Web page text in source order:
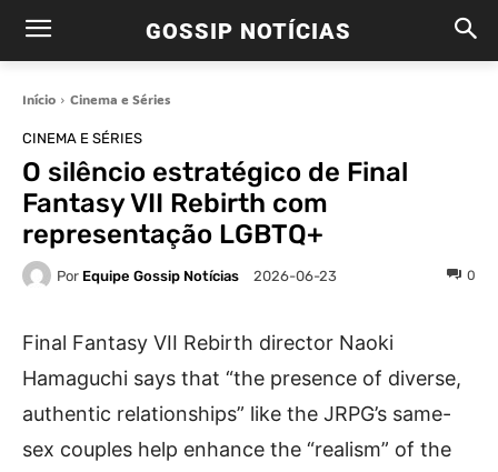
GOSSIP NOTÍCIAS
Início Cinema e Séries
CINEMA E SÉRIES
O silêncio estratégico de Final
Fantasy VII Rebirth com
representação LGBTQ+
Por Equipe Gossip Notícias 2026-06-23 0
Final Fantasy VII Rebirth director Naoki
Hamaguchi says that “the presence of diverse,
authentic relationships” like the JRPG’s same-
sex couples help enhance the “realism” of the